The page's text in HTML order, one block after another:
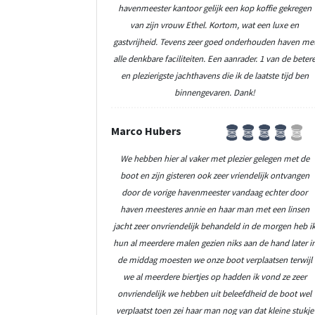
havenmeester kantoor gelijk een kop koffie gekregen
van zijn vrouw Ethel. Kortom, wat een luxe en
gastvrijheid. Tevens zeer goed onderhouden haven
alle denkbare faciliteiten. Een aanrader. 1 van de
en plezierigste jachthavens die ik de laatste tijd ben
binnengevaren. Dank!
Marco Hubers
We hebben hier al vaker met plezier gelegen met de
boot en zijn gisteren ook zeer vriendelijk ontvangen
door de vorige havenmeester vandaag echter door
haven meesteres annie en haar man met een linsen
jacht zeer onvriendelijk behandeld in de morgen heb
hun al meerdere malen gezien niks aan de hand later
de middag moesten we onze boot verplaatsen terwijl
we al meerdere biertjes op hadden ik vond ze zeer
onvriendelijk we hebben uit beleefdheid de boot wel
verplaatst toen zei haar man nog van dat kleine stukje